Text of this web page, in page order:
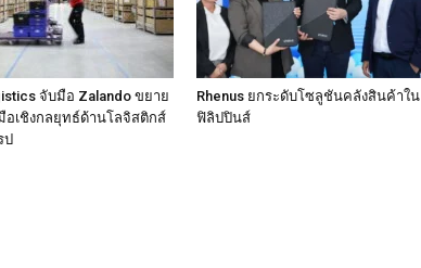
จับมือ Zalando ขยาย
อเชิงกลยุทธ์ด้านโลจิสติกส์
ป
Rhenus ยกระดับโซลูชันคลังสินค้าใน
ฟิลิปปินส์